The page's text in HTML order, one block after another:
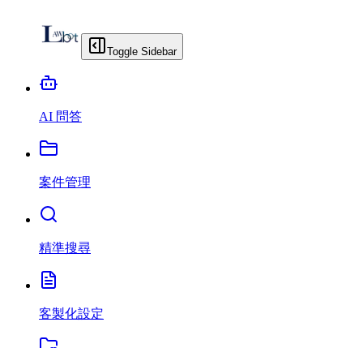
Toggle Sidebar
AI 問答
案件管理
精準搜尋
客製化設定